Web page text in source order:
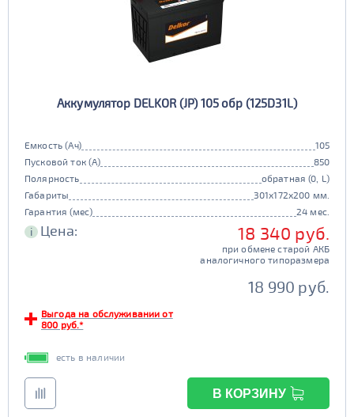
Аккумулятор DELKOR (JP) 105 обр (125D31L)
Емкость (Ач)
105
Пусковой ток (А)
850
Полярность
обратная (0, L)
Габариты
301x172x200 мм.
Гарантия (мес)
24 мес.
i Цена: 18 340 руб.
при обмене старой АКБ
аналогичного типоразмера
18 990 руб.
Выгода на обслуживании от
800 руб.*
есть в наличии
В КОРЗИНУ